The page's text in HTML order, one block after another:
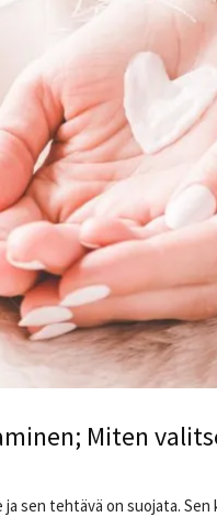
Miten
ja sen tehtävä on suojata.